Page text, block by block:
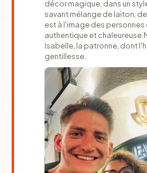
décor magique, dans un
savant mélange de laiton,
est à l'image des personnes
authentique et
Isabelle, la patronne, dont
gentillesse.